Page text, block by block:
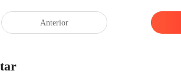
Anterior